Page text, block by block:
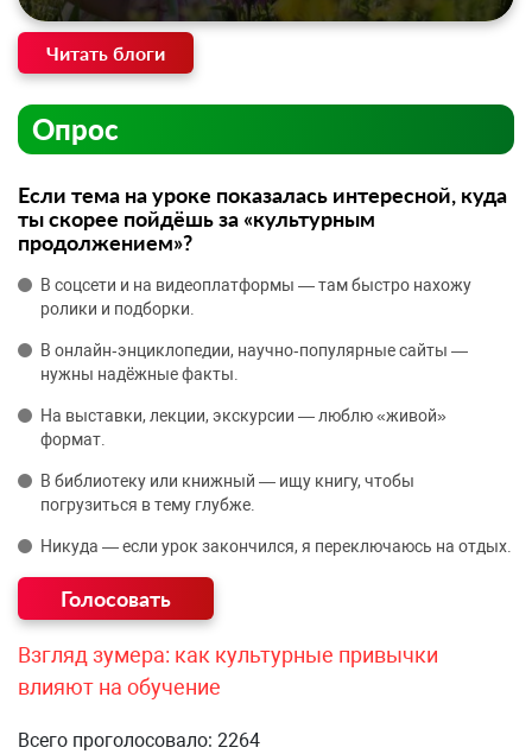
Читать блоги
Опрос
Если тема на уроке показалась интересной, куда
ты скорее пойдёшь за «культурным
продолжением»?
В соцсети и на видеоплатформы — там быстро нахожу
ролики и подборки.
В онлайн‑энциклопедии, научно‑популярные сайты —
нужны надёжные факты.
На выставки, лекции, экскурсии — люблю «живой»
формат.
В библиотеку или книжный — ищу книгу, чтобы
погрузиться в тему глубже.
Никуда — если урок закончился, я переключаюсь на отдых.
Взгляд зумера: как культурные привычки
влияют на обучение
Всего проголосовало: 2264